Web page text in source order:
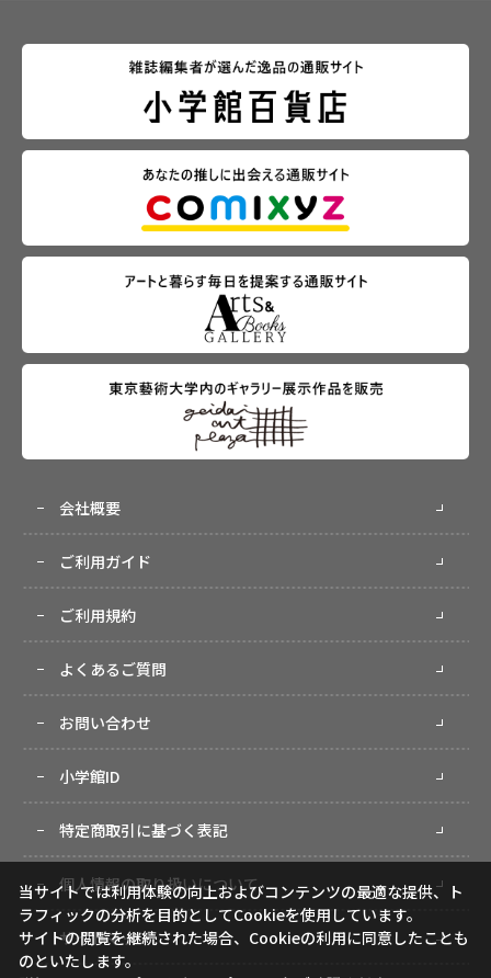
会社概要
ご利用ガイド
ご利用規約
よくあるご質問
お問い合わせ
小学館ID
特定商取引に基づく表記
個人情報の取り扱いについて
サイトマップ
当サイトでは利用体験の向上およびコンテンツの最適な提供、ト
ラフィックの分析を目的としてCookieを使用しています。
サイトの閲覧を継続された場合、Cookieの利用に同意したことも
のといたします。